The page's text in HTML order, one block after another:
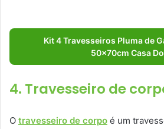
Kit 4 Travesseiros Pluma de
50x70cm Casa
4. Travesseiro de
O travesseiro de corpo é um